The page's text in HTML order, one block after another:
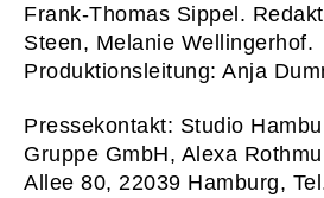
Frank-Thomas Sippel.
Steen, Melanie Wellingerhof.
Produktionsleitung: Anja
Pressekontakt: Studio
Gruppe GmbH, Alexa
Allee 80, 22039 Hamburg,